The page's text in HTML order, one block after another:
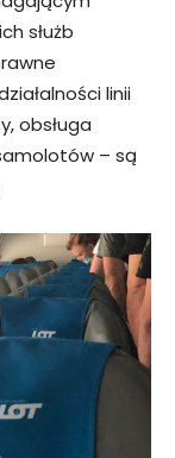
służb
linii
obsługa
– są